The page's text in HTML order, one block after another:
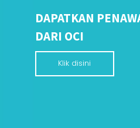
DAPATKAN
DARI OCI
Klik disini